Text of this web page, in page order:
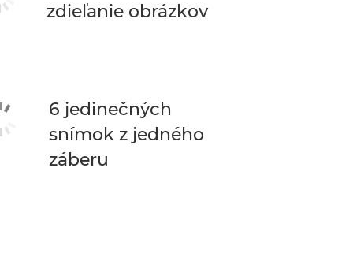
zdieľanie obrázkov
6 jedinečných
snímok z jedného
záberu